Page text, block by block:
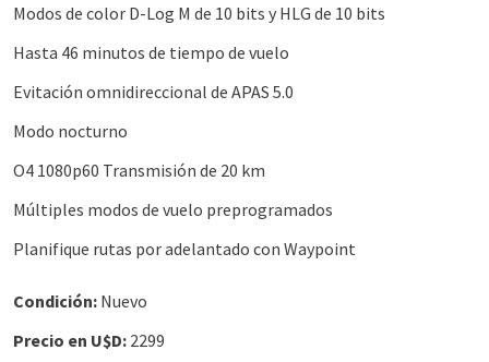
Modos de color D-Log M de 10 bits y HLG de 10 bits
Hasta 46 minutos de tiempo de vuelo
Evitación omnidireccional de APAS 5.0
Modo nocturno
O4 1080p60 Transmisión de 20 km
Múltiples modos de vuelo preprogramados
Planifique rutas por adelantado con Waypoint
Condición: Nuevo
Precio en U$D: 2299